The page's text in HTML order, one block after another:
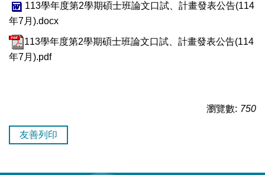
113學年度第2學期碩士班論文口試、計畫發表公告(114
年7月).docx
113學年度第2學期碩士班論文口試、計畫發表公告(114
年7月).pdf
瀏覽數: 750
友善列印